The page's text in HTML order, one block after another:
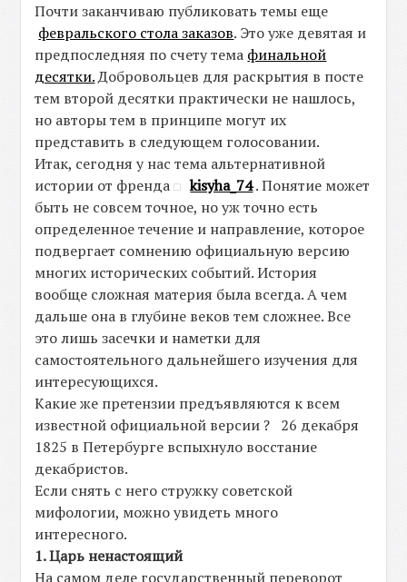
Почти заканчиваю публиковать темы еще
февральского стола заказов. Это уже девятая и
предпоследняя по счету тема финальной
десятки.Добровольцев для раскрытия в посте
тем второй десятки практически не нашлось,
но авторы тем в принципе могут их
представить в следующем голосовании.
Итак, сегодня у нас тема альтернативной
истории от френда
kisyha_74. Понятие может
быть не совсем точное, но уж точно есть
определенное течение и направление, которое
подвергает сомнению официальную версию
многих исторических событий. История
вообще сложная материя была всегда. А чем
дальше она в глубине веков тем сложнее. Все
это лишь засечки и наметки для
самостоятельного дальнейшего изучения для
интересующихся.
Какие же претензии предъявляются к всем
известной официальной версии ? 26 декабря
1825 в Петербурге вспыхнуло восстание
декабристов.
Если снять с него стружку советской
мифологии, можно увидеть много
интересного.
1. Царь ненастоящий
На самом деле государственный переворот